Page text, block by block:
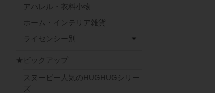
アパレル・衣料小物
ホーム・インテリア雑貨
ライセンシー別
★ピックアップ
スヌーピー人気のHUGHUGシリー
ズ